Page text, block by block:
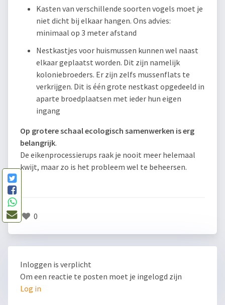
Kasten van verschillende soorten vogels moet je
niet dicht bij elkaar hangen. Ons advies:
minimaal op 3 meter afstand
Nestkastjes voor huismussen kunnen wel naast
elkaar geplaatst worden. Dit zijn namelijk
koloniebroeders. Er zijn zelfs mussenflats te
verkrijgen. Dit is één grote nestkast opgedeeld in
aparte broedplaatsen met ieder hun eigen
ingang
Op grotere schaal ecologisch samenwerken is erg
belangrijk.
De eikenprocessierups raak je nooit meer helemaal
kwijt, maar zo is het probleem wel te beheersen.
0
Inloggen is verplicht
Om een reactie te posten moet je ingelogd zijn
Log in